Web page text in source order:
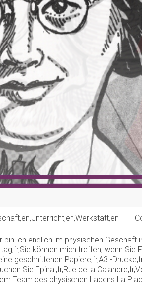
ich endlich im physischen Geschäft
können mich treffen, wenn Sie
geschnittenen Papiere,fr,A3 -
Sie Epinal,fr,Rue de la
Team des physischen Ladens La